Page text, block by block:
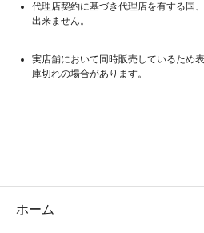
代理店契約に基づき代理店を有する国
出来ません。
実店舗において同時販売しているため
庫切れの場合があります。
ホーム